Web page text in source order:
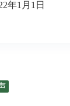
年1月1日